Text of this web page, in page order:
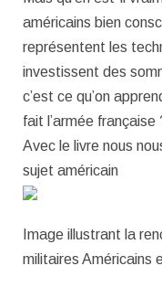
américains bien
représentent les
investissent des
c’est ce qu’on
fait l’armée française
Avec le livre nous
sujet américain
Image illustrant la
militaires Américains